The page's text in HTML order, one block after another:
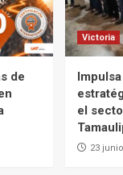
de
Victoria
el
23